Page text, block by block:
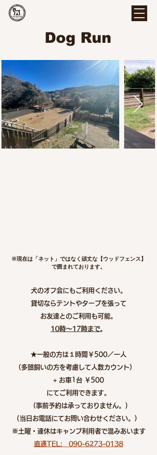
Dog Run
※現在は「ネット」ではなく頑丈な【ウッドフェンス】
で囲まれております。
犬のオフ会にもご利用ください。
貸切ならテントやタープを張って
お友達とのご利用も可能。
10時～17時まで。
★一般の方は１時間￥500／一人
（多頭飼いの方を考慮して人数カウント）
​+ お車1台 ￥500
にてご利用できます。
（事前予約は承っておりません。)
(当日お電話にてお問い合わせください。）
※土曜・連休はキャンプ利用者で混みあいます
直通​TEL: 090-6273-0138